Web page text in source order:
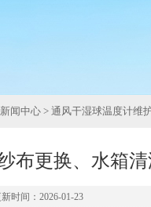
新闻中心 > 通风干湿球温度计维
布更换、水箱
时间：2026-01-23